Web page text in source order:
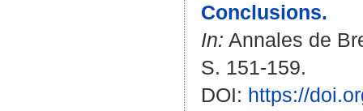
Conclusions.
In: Annales de
S. 151-159.
DOI: https://